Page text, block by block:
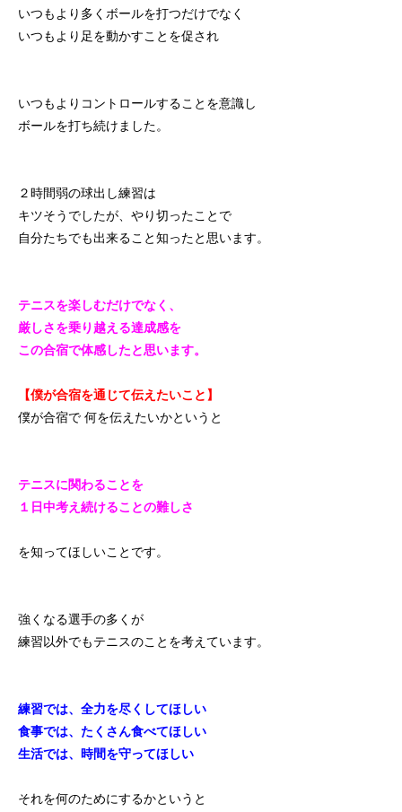
いつもより多くボールを打つだけでなく
いつもより足を動かすことを促され
いつもよりコントロールすることを意識し
ボールを打ち続けました。
２時間弱の球出し練習は
キツそうでしたが、やり切ったことで
自分たちでも出来ること知ったと思います。
テニスを楽しむだけでなく、
厳しさを乗り越える達成感を
この合宿で体感したと思います。
【僕が合宿を通じて伝えたいこと】
僕が合宿で 何を伝えたいかというと
テニスに関わることを
１日中考え続けることの難しさ
を知ってほしいことです。
強くなる選手の多くが
練習以外でもテニスのことを考えています。
練習では、全力を尽くしてほしい
食事では、たくさん食べてほしい
生活では、時間を守ってほしい
それを何のためにするかというと